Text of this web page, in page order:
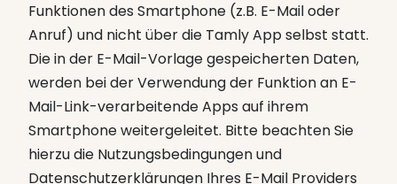
Funktionen des Smartphone (z.B. E-Mail oder
Anruf) und nicht über die Tamly App selbst statt.
Die in der E-Mail-Vorlage gespeicherten Daten,
werden bei der Verwendung der Funktion an E-
Mail-Link-verarbeitende Apps auf ihrem
Smartphone weitergeleitet. Bitte beachten Sie
hierzu die Nutzungsbedingungen und
Datenschutzerklärungen Ihres E-Mail Providers